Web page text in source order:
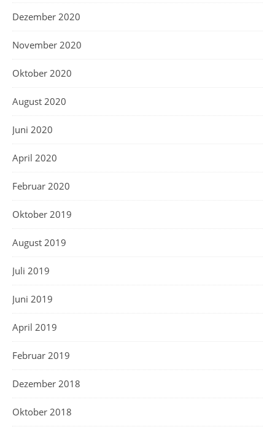
Dezember 2020
November 2020
Oktober 2020
August 2020
Juni 2020
April 2020
Februar 2020
Oktober 2019
August 2019
Juli 2019
Juni 2019
April 2019
Februar 2019
Dezember 2018
Oktober 2018